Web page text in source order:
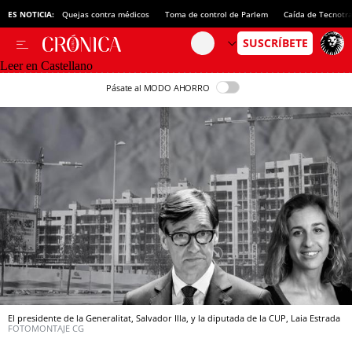
ES NOTICIA: Quejas contra médicos Toma de control de Parlem Caída de
Leer en Castellano
Pásate al MODO AHORRO
El presidente de la Generalitat, Salvador Illa, y la diputada de la CUP, Laia Estrada
FOTOMONTAJE CG